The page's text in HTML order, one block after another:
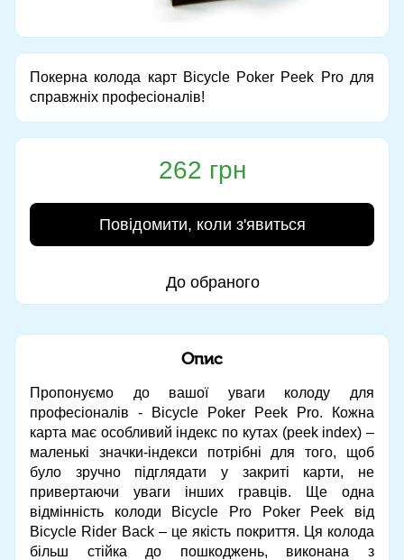
Покерна колода карт Bicycle Poker Peek Pro для
справжніх професіоналів!
262 грн
Повідомити, коли з'явиться
До обраного
Опис
Пропонуємо до вашої уваги колоду для
професіоналів - Bicycle Poker Peek Pro. Кожна
карта має особливий індекс по кутах (peek index) –
маленькі значки-індекси потрібні для того, щоб
було зручно підглядати у закриті карти, не
привертаючи уваги інших гравців. Ще одна
відмінність колоди Bicycle Pro Poker Peek від
Bicycle Rider Back – це якість покриття. Ця колода
більш стійка до пошкоджень, виконана з